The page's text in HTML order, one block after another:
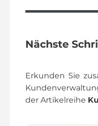
Nächste
Erkunden Sie
der Artikelreihe